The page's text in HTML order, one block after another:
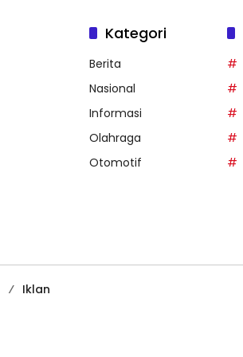
Kategori
Berita
Nasional
Informasi
Olahraga
Otomotif
Iklan